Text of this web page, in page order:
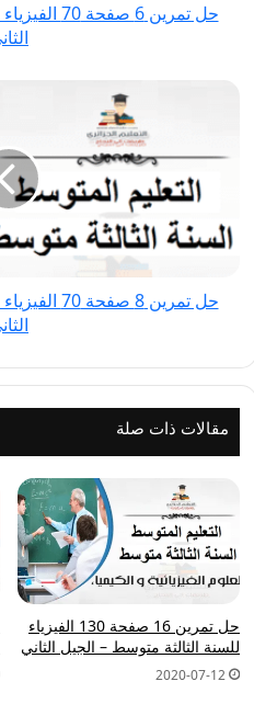
متوسط
حل تمرين 6
الفيزياء
للسنة
متوسط
الثاني
حل تمرين 8
مقالات ذات صلة
حل تمرين 16 صفحة 130 الفيزياء
للسنة الثالثة متوسط – الجيل الثاني
2020-07-12